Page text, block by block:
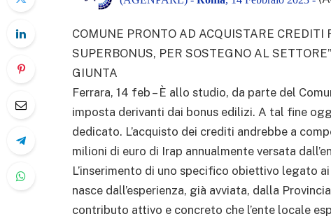
COMUNE PRONTO AD ACQUISTARE
SUPERBONUS, PER SOSTEGNO AL
GIUNTA
Ferrara, 14 feb – È allo studio, da parte del
imposta derivanti dai bonus edilizi. A tal fine
dedicato. L’acquisto dei crediti andrebbe a
milioni di euro di Irap annualmente versata
L’inserimento di uno specifico obiettivo legato
nasce dall’esperienza, già avviata, dalla
contributo attivo e concreto che l’ente locale